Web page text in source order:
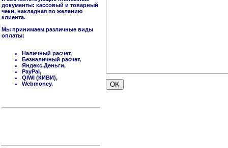
документы: кассовый и товарный
чеки, накладная по желанию
клиента.
Мы принимаем различные виды
оплаты:
Наличный расчет,
Безналичный расчет,
Яндекс.Деньги,
PayPal,
QIWI (КИВИ),
Webmoney.